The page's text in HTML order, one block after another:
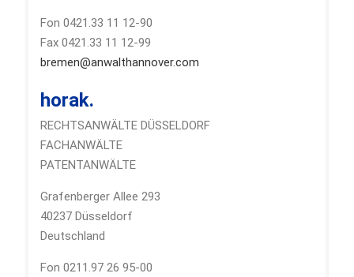
Fon 0421.33 11 12-90
Fax 0421.33 11 12-99
bremen@anwalthannover.com
horak.
RECHTSANWÄLTE DÜSSELDORF
FACHANWÄLTE
PATENTANWÄLTE
Grafenberger Allee 293
40237 Düsseldorf
Deutschland
Fon 0211.97 26 95-00